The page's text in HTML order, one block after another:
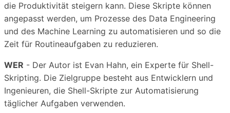
die Produktivität steigern kann. Diese Skripte können
angepasst werden, um Prozesse des Data Engineering
und des Machine Learning zu automatisieren und so die
Zeit für Routineaufgaben zu reduzieren.
WER - Der Autor ist Evan Hahn, ein Experte für Shell-
Skripting. Die Zielgruppe besteht aus Entwicklern und
Ingenieuren, die Shell-Skripte zur Automatisierung
täglicher Aufgaben verwenden.